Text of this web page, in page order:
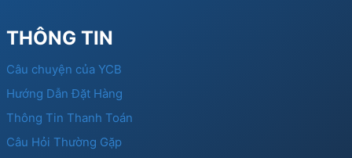
THÔNG TIN
Câu chuyện của YCB
Hướng Dẫn Đặt Hàng
Thông Tin Thanh Toán
Câu Hỏi Thường Gặp